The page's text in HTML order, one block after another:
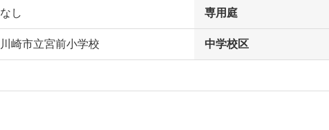
なし 専用庭
川崎市立宮前小学校 中学校区